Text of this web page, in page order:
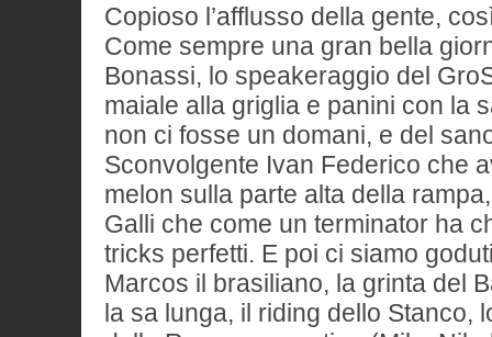
Copioso l’afflusso della gente,
Come sempre una gran bella
Bonassi, lo speakeraggio del
maiale alla griglia e panini con la
non ci fosse un domani, e del
Sconvolgente Ivan Federico che
melon sulla parte alta della
Galli che come un terminator ha
tricks perfetti. E poi ci siamo
Marcos il brasiliano, la grinta del
la sa lunga, il riding dello Stanco,